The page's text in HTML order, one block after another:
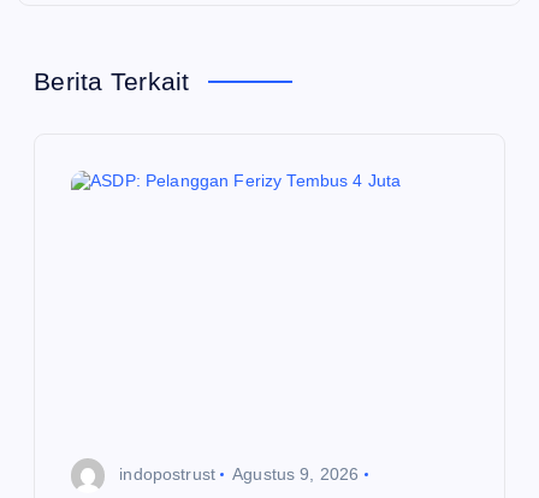
s
Berita Terkait
indopostrust
Agustus 9, 2026